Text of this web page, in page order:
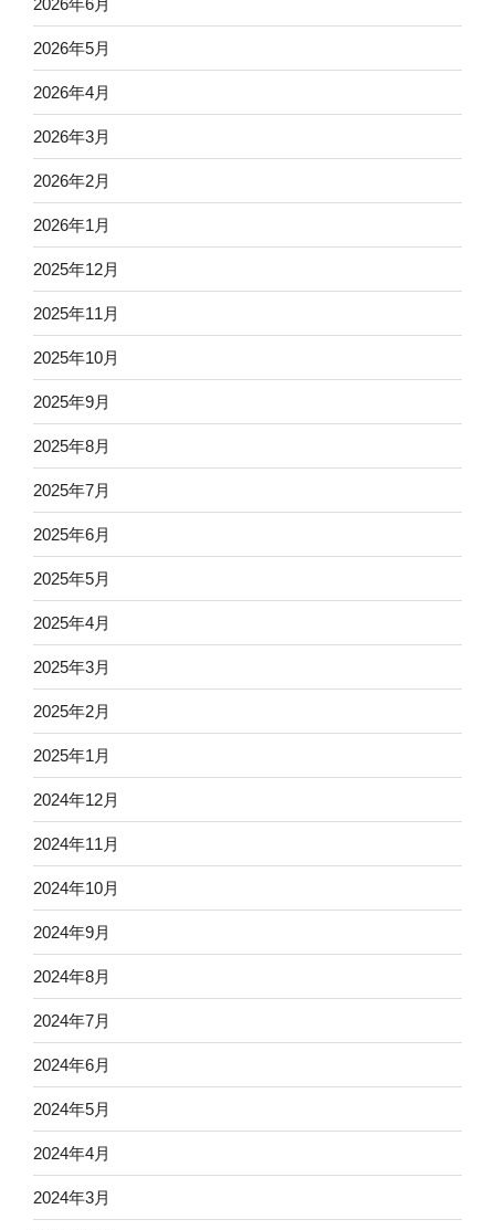
2026年5月
2026年4月
2026年3月
2026年2月
2026年1月
2025年12月
2025年11月
2025年10月
2025年9月
2025年8月
2025年7月
2025年6月
2025年5月
2025年4月
2025年3月
2025年2月
2025年1月
2024年12月
2024年11月
2024年10月
2024年9月
2024年8月
2024年7月
2024年6月
2024年5月
2024年4月
2024年3月